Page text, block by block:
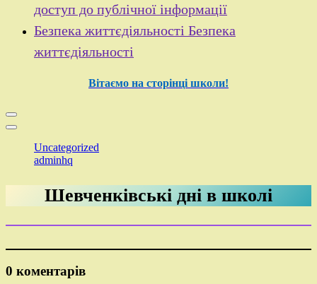
доступ до публічної інформації
Безпека життєдіяльності Безпека
життєдіяльності
Вітаємо на сторінці школи!
Uncategorized
adminhq
Шевченківські дні в школі
0 коментарів